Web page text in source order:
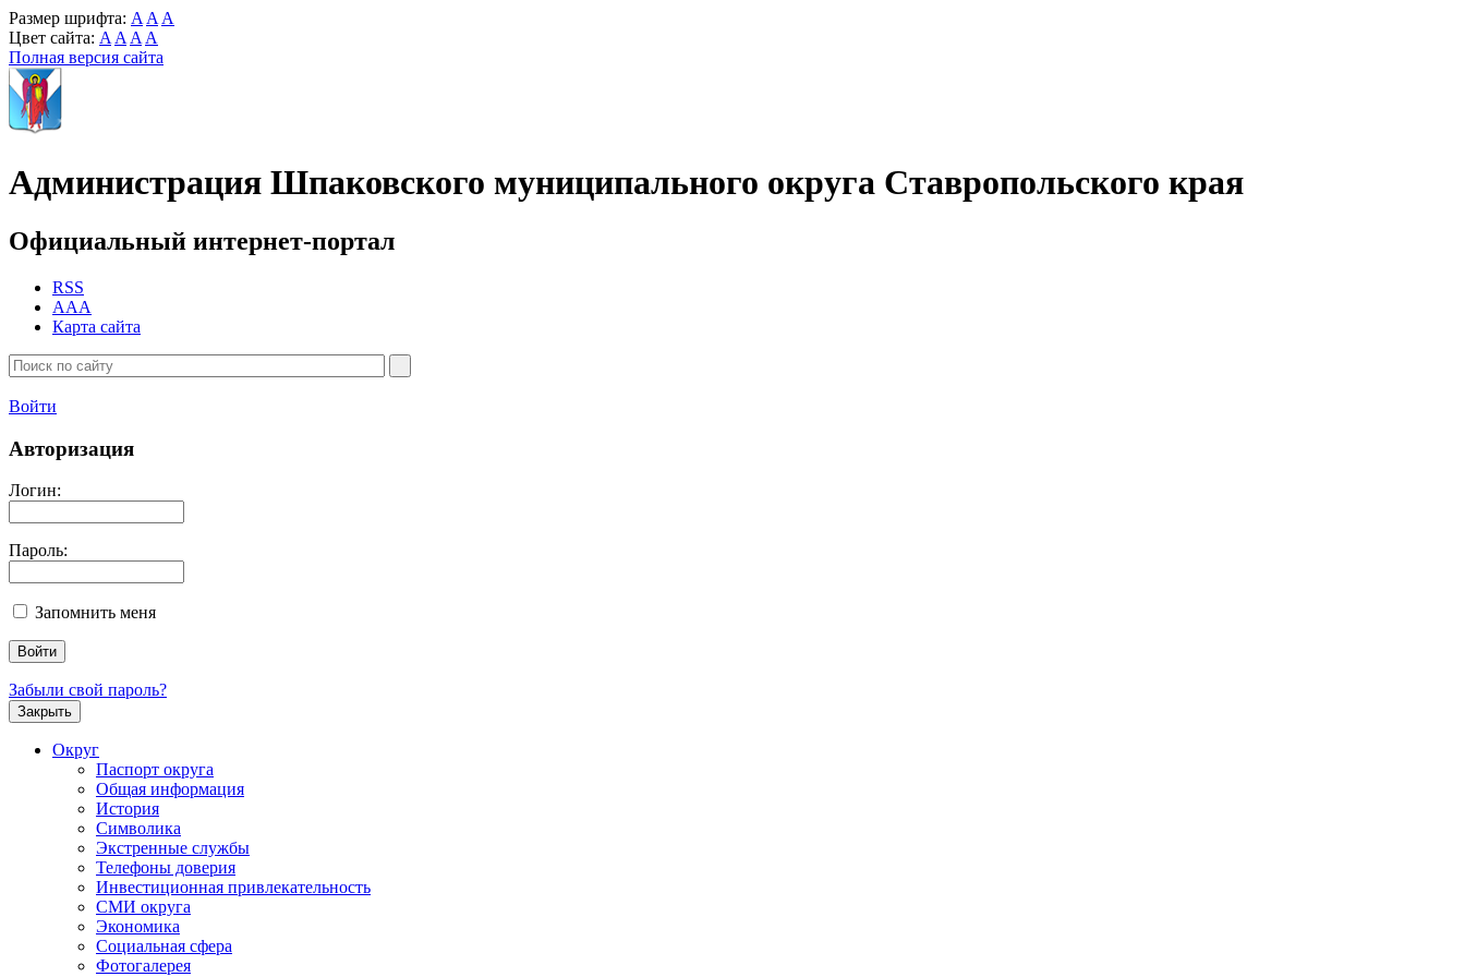
Размер шрифта: A A A
Цвет сайта: A A A A
Полная версия сайта
Администрация Шпаковского муниципального округа Ставропольского края
Официальный интернет-портал
RSS
AAA
Карта сайта
Войти
Авторизация
Логин:
Пароль:
Запомнить меня
Забыли свой пароль?
Закрыть
Округ
Паспорт округа
Общая информация
История
Символика
Экстренные службы
Телефоны доверия
Инвестиционная привлекательность
СМИ округа
Экономика
Социальная сфера
Фотогалерея